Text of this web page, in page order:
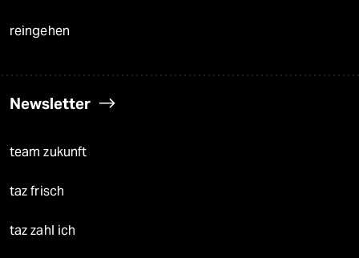
reingehen
Newsletter
team zukunft
taz frisch
taz zahl ich